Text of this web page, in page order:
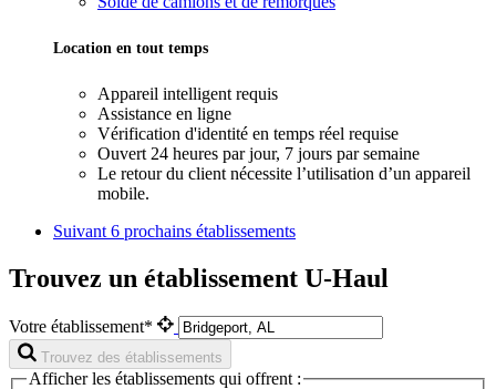
Location en tout temps
Appareil intelligent requis
Assistance en ligne
Vérification d'identité en temps réel requise
Ouvert 24 heures par jour, 7 jours par semaine
Le retour du client nécessite l’utilisation d’un appareil
mobile.
Suivant 6 prochains établissements
Trouvez un établissement U-Haul
Votre établissement*
Trouvez des établissements
Afficher les établissements qui offrent :